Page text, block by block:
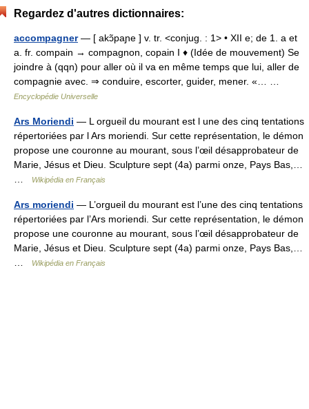
Regardez d'autres dictionnaires:
accompagner— [ akɔ̃paɲe ] v. tr. <conjug. : 1> • XII e; de 1. a et
a. fr. compain → compagnon, copain I ♦ (Idée de mouvement) Se
joindre à (qqn) pour aller où il va en même temps que lui, aller de
compagnie avec. ⇒ conduire, escorter, guider, mener. «… …
Encyclopédie Universelle
Ars Moriendi — L orgueil du mourant est l une des cinq tentations
répertoriées par l Ars moriendi. Sur cette représentation, le démon
propose une couronne au mourant, sous l’œil désapprobateur de
Marie, Jésus et Dieu. Sculpture sept (4a) parmi onze, Pays Bas,…
Wikipédia en Français
Ars moriendi — L’orgueil du mourant est l’une des cinq tentations
répertoriées par l’Ars moriendi. Sur cette représentation, le démon
propose une couronne au mourant, sous l’œil désapprobateur de
Marie, Jésus et Dieu. Sculpture sept (4a) parmi onze, Pays Bas,…
Wikipédia en Français